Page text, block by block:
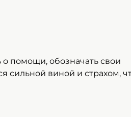
помощи, обозначать свои
сильной виной и страхом,